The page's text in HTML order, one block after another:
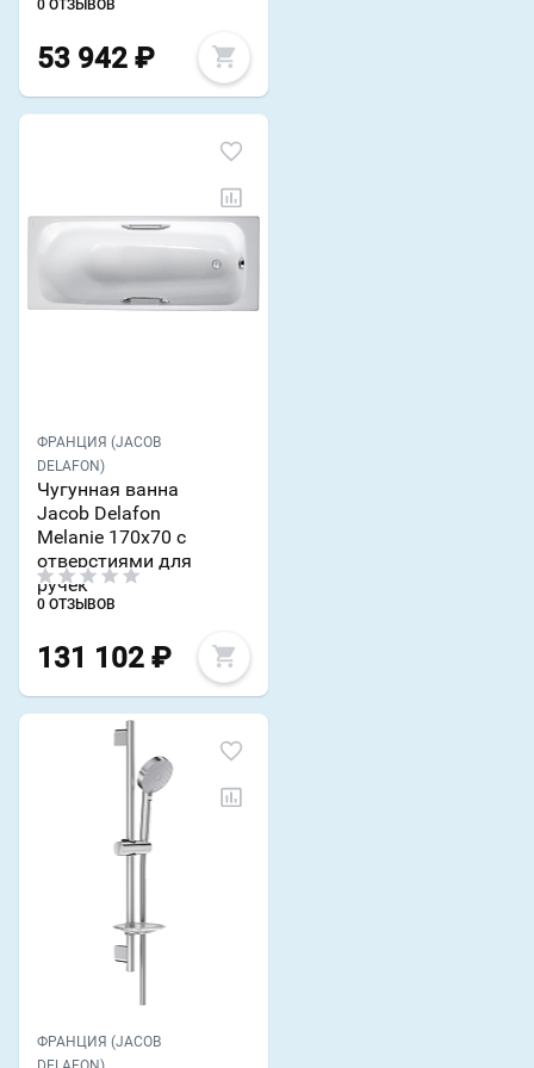
0 ОТЗЫВОВ
53 942 ₽
ФРАНЦИЯ (JACOB
DELAFON)
Чугунная ванна
Jacob Delafon
Melanie 170х70 с
отверстиями для
ручек
0 ОТЗЫВОВ
131 102 ₽
ФРАНЦИЯ (JACOB